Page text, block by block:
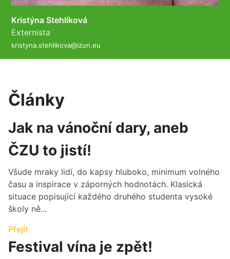
Kristýna Stehlíková
Externista
kristyna.stehlikova@izun.eu
Články
Jak na vánoční dary, aneb
ČZU to jistí!
Všude mraky lidí, do kapsy hluboko, minimum volného
času a inspirace v záporných hodnotách. Klasická
situace popisující každého druhého studenta vysoké
školy ně...
Přejít
Festival vína je zpět!